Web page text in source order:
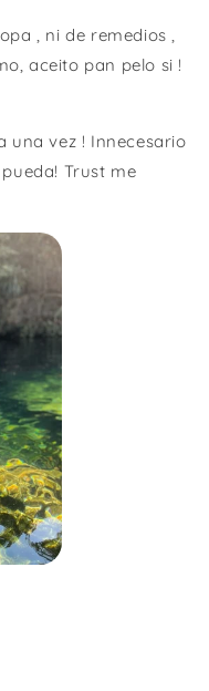
, ni de remedios ,
aceito pan pelo si !
una vez ! Innecesario
Trust me